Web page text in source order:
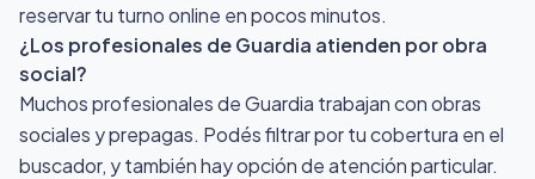
reservar tu turno online en pocos minutos.
¿Los profesionales de Guardia atienden por obra
social?
Muchos profesionales de Guardia trabajan con obras
sociales y prepagas. Podés filtrar por tu cobertura en el
buscador, y también hay opción de atención particular.